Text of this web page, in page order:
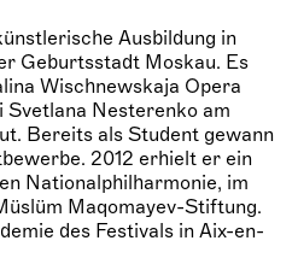
Ausbildung in
Geburtsstadt Moskau. Es
Wischnewskaja Opera
Svetlana Nesterenko am
Bereits als Student gewann
2012 erhielt er ein
Nationalphilharmonie, im
Maqomayev-Stiftung.
des Festivals in Aix-en-